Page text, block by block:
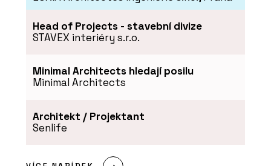
SLUŽBY
Head of Projects - stavební divize
STAVEX interiéry s.r.o.
Minimal Architects hledají posilu
Minimal Architects
Architekt / Projektant
Senlife